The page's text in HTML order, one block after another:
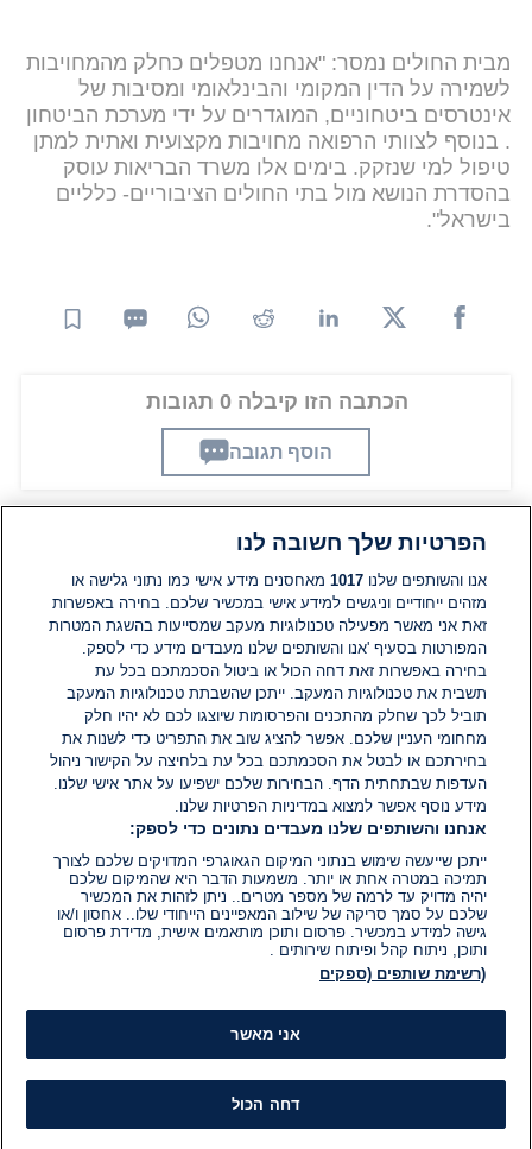
מבית החולים נמסר: "אנחנו מטפלים כחלק מהמחויבות
לשמירה על הדין המקומי והבינלאומי ומסיבות של
אינטרסים ביטחוניים, המוגדרים על ידי מערכת הביטחון
. בנוסף לצוותי הרפואה מחויבות מקצועית ואתית למתן
טיפול למי שנזקק. בימים אלו משרד הבריאות עוסק
בהסדרת הנושא מול בתי החולים הציבוריים- כלליים
בישראל".
הכתבה הזו קיבלה 0 תגובות
הוסף תגובה
תגובות
אין עדיין תגובות. היה הראשון להגיב
הוסף תגובה
הפרטיות שלך חשובה לנו
אנו והשותפים שלנו1017 מאחסנים מידע אישי כמו נתוני גלישה או
מזהים ייחודיים וניגשים למידע אישי במכשיר שלכם. בחירה באפשרות
זאת אני מאשר מפעילה טכנולוגיות מעקב שמסייעות בהשגת המטרות
המפורטות בסעיף 'אנו והשותפים שלנו מעבדים מידע כדי לספק.
בחירה באפשרות זאת דחה הכול או ביטול הסכמתכם בכל עת
תשבית את טכנולוגיות המעקב. ייתכן שהשבתת טכנולוגיות המעקב
תוביל לכך שחלק מהתכנים והפרסומות שיוצגו לכם לא יהיו חלק
מחחומי העניין שלכם. אפשר להציג שוב את התפריט כדי לשנות את
בחירתכם או לבטל את הסכמתכם בכל עת בלחיצה על הקישור ניהול
העדפות שבתחתית הדף. הבחירות שלכם ישפיעו על אתר אישי שלנו.
מידע נוסף אפשר למצוא במדיניות הפרטיות שלנו.
אנחנו והשותפים שלנו מעבדים נתונים כדי לספק:
ייתכן שייעשה שימוש בנתוני המיקום הגאוגרפי המדויקים שלכם לצורך
תמיכה במטרה אחת או יותר. משמעות הדבר היא שהמיקום שלכם
יהיה מדויק עד לרמה של מספר מטרים.. ניתן לזהות את המכשיר
שלכם על סמך סריקה של שילוב המאפיינים הייחודי שלו.. אחסון ו/או
גישה למידע במכשיר. פרסום ותוכן מותאמים אישית, מדידת פרסום
ותוכן, ניתוח קהל ופיתוח שירותים .
(רשימת שותפים (ספקים
אני מאשר
דחה הכול